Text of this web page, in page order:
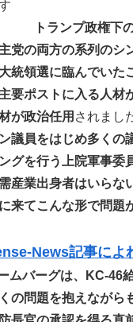
トランプ政権下
党の両方の系列のシ
統領選に臨んでいた
要ポストに入る人材
が政治任用 されまし
議員をはじめ多くの
グを行う上院軍事委
産業出身者はいらな
来てこんな形で問題
News記事によ
ムバーグは、KC-46
の問題を抱えながら